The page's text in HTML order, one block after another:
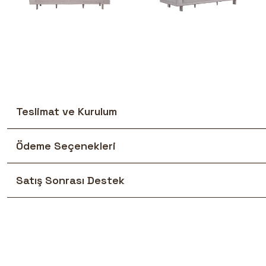
Teslimat ve Kurulum
Ödeme Seçenekleri
Satış Sonrası Destek